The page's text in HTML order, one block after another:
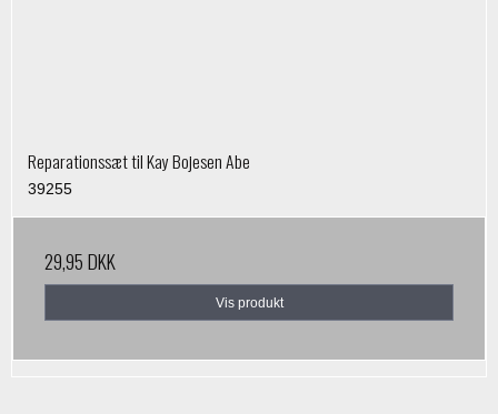
Reparationssæt til Kay Bojesen Abe
39255
29,95 DKK
Vis produkt